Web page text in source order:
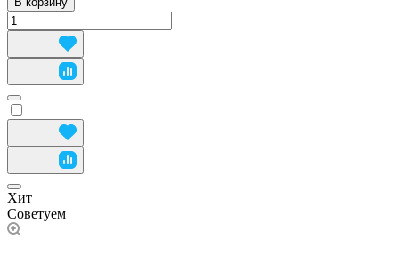
Хит
Советуем